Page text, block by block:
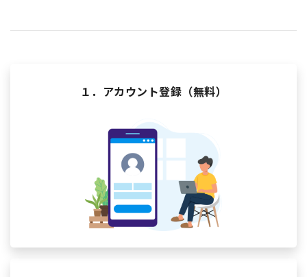
１．アカウント登録（無料）